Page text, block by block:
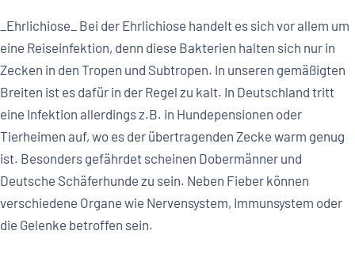
_Ehrlichiose_ Bei der Ehrlichiose handelt es sich vor allem um
eine Reiseinfektion, denn diese Bakterien halten sich nur in
Zecken in den Tropen und Subtropen. In unseren gemäßigten
Breiten ist es dafür in der Regel zu kalt. In Deutschland tritt
eine Infektion allerdings z.B. in Hundepensionen oder
Tierheimen auf, wo es der übertragenden Zecke warm genug
ist. Besonders gefährdet scheinen Dobermänner und
Deutsche Schäferhunde zu sein. Neben Fieber können
verschiedene Organe wie Nervensystem, Immunsystem oder
die Gelenke betroffen sein.